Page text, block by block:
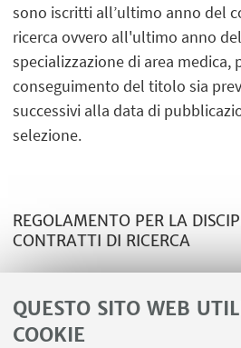
QUESTO SITO WEB
COOKIE
sono iscritti all’ultimo anno del
ricerca ovvero all'ultimo anno
specializzazione di area medica,
conseguimento del titolo sia
successivi alla data di
selezione.​
REGOLAMENTO PER LA
CONTRATTI DI RICERCA
Regolamento per la
Ricerca